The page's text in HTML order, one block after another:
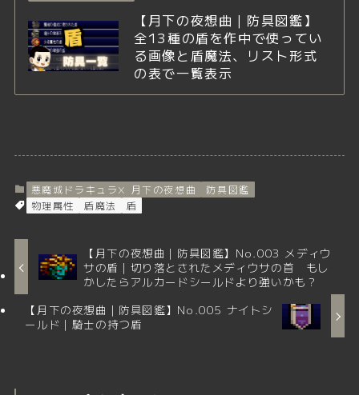
【月下の夜想曲｜防具図鑑】
全13種の盾を作中で使ってい
る画像と盾魔法、リスト形式
の表で一覧表示
悪魔城ドラキュラX 月下の夜想曲
防具図鑑
物理属性
盾魔法 盾
【月下の夜想曲｜防具図鑑】No.003 メディウ
サの盾｜切り落とされたメディウサの首 もし
かしたらアルカードシールドより強いかも？
【月下の夜想曲｜防具図鑑】No.005 ナイトシ
ールド｜騎士の持つ盾